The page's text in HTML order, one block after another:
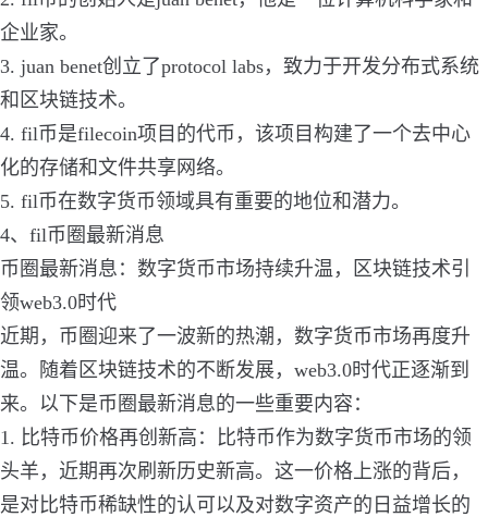
企业家。
3. juan benet创立了protocol labs，致力于开发分布式系统
和区块链技术。
4. fil币是filecoin项目的代币，该项目构建了一个去中心
化的存储和文件共享网络。
5. fil币在数字货币领域具有重要的地位和潜力。
4、fil币圈最新消息
币圈最新消息：数字货币市场持续升温，区块链技术引
领web3.0时代
近期，币圈迎来了一波新的热潮，数字货币市场再度升
温。随着区块链技术的不断发展，web3.0时代正逐渐到
来。以下是币圈最新消息的一些重要内容：
1. 比特币价格再创新高：比特币作为数字货币市场的领
头羊，近期再次刷新历史新高。这一价格上涨的背后，
是对比特币稀缺性的认可以及对数字资产的日益增长的